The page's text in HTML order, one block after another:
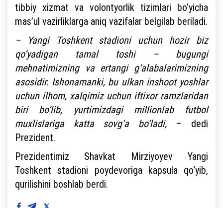
tibbiy xizmat va volontyorlik tizimlari bo‘yicha
mas’ul vazirliklarga aniq vazifalar belgilab beriladi.
– Yangi Toshkent stadioni uchun hozir biz
qo‘yadigan tamal toshi – bugungi
mehnatimizning va ertangi g‘alabalarimizning
asosidir. Ishonamanki, bu ulkan inshoot yoshlar
uchun ilhom, xalqimiz uchun iftixor ramzlaridan
biri bo‘lib, yurtimizdagi millionlab futbol
muxlislariga katta sovg‘a bo‘ladi, – dedi
Prezident.
Prezidentimiz Shavkat Mirziyoyev Yangi
Toshkent stadioni poydevoriga kapsula qo‘yib,
qurilishini boshlab berdi.